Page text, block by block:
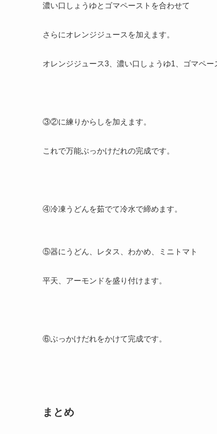
濃い口しょうゆとゴマペーストを合わせて
さらにオレンジジュースを加えます。
オレンジジュース3、濃い口しょうゆ1、ゴマペー
③②に練りからしを加えます。
これで万能ぶっかけだれの完成です。
④冷凍うどんを茹でて冷水で締めます。
⑤器にうどん、レタス、わかめ、ミニトマト
平天、アーモンドを盛り付けます。
⑥ぶっかけだれをかけて完成です。
まとめ